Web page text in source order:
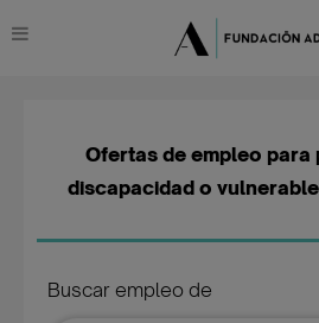
Buscar empleo de
Ofertas de empleo para
discapacidad o